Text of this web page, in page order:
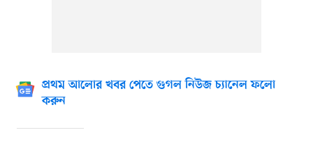
প্রথম আলোর খবর পেতে গুগল নিউজ চ্যানেল ফলো
করুন